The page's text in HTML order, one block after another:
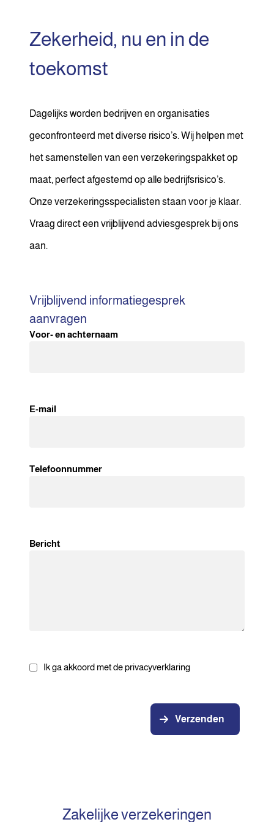
Zekerheid, nu en in de
toekomst
Dagelijks worden bedrijven en organisaties
geconfronteerd met diverse risico’s. Wij helpen met
het samenstellen van een verzekeringspakket op
maat, perfect afgestemd op alle bedrijfsrisico’s.
Onze verzekeringsspecialisten staan voor je klaar.
Vraag direct een vrijblijvend adviesgesprek bij ons
aan.
Vrijblijvend informatiegesprek
aanvragen
Voor- en achternaam
E-mail
Telefoonnummer
Bericht
Ik ga akkoord met de privacyverklaring
Verzenden
Zakelijke verzekeringen